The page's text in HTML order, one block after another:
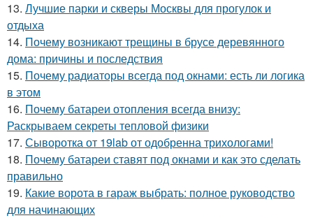
13. Лучшие парки и скверы Москвы для прогулок и
отдыха
14. Почему возникают трещины в брусе деревянного
дома: причины и последствия
15. Почему радиаторы всегда под окнами: есть ли логика
в этом
16. Почему батареи отопления всегда внизу:
Раскрываем секреты тепловой физики
17. Сыворотка от 19lab от одобренна трихологами!
18. Почему батареи ставят под окнами и как это сделать
правильно
19. Какие ворота в гараж выбрать: полное руководство
для начинающих